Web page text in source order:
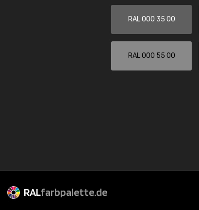
RAL 000 35 00
RAL 000 55 00
RALfarbpalette.de